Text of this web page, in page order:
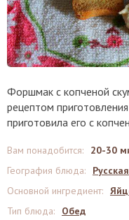
Форшмак с копченой
рецептом
приготовила его с
Вам понадобится:
20-30
География блюда:
Русская
Основной ингредиент:
Тип блюда: Обед